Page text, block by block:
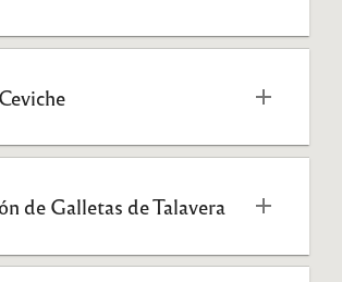
de Galletas de Talavera